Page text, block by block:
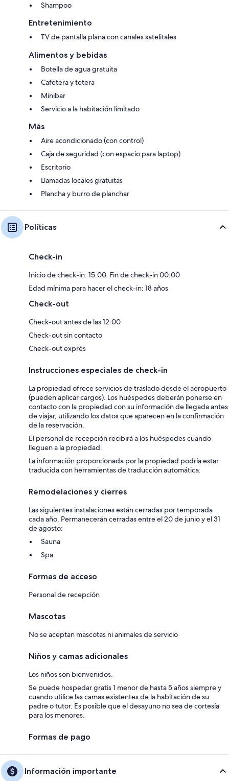
Shampoo
Entretenimiento
TV de pantalla plana con canales satelitales
Alimentos y bebidas
Botella de agua gratuita
Cafetera y tetera
Minibar
Servicio a la habitación limitado
Más
Aire acondicionado (con control)
Caja de seguridad (con espacio para laptop)
Escritorio
Llamadas locales gratuitas
Plancha y burro de planchar
Políticas
Check-in
Inicio de check-in: 15:00. Fin de check-in 00:00
Edad mínima para hacer el check-in: 18 años
Check-out
Check-out antes de las 12:00
Check-out sin contacto
Check-out exprés
Instrucciones especiales de check-in
La propiedad ofrece servicios de traslado desde el aeropuerto
(pueden aplicar cargos). Los huéspedes deberán ponerse en
contacto con la propiedad con su información de llegada antes
de viajar, utilizando los datos que aparecen en la confirmación
de la reservación.
El personal de recepción recibirá a los huéspedes cuando
lleguen a la propiedad.
La información proporcionada por la propiedad podría estar
traducida con herramientas de traducción automática.
Remodelaciones y cierres
Las siguientes instalaciones están cerradas por temporada
cada año. Permanecerán cerradas entre el 20 de junio y el 31
de agosto:
Sauna
Spa
Formas de acceso
Personal de recepción
Mascotas
No se aceptan mascotas ni animales de servicio
Niños y camas adicionales
Los niños son bienvenidos.
Se puede hospedar gratis 1 menor de hasta 5 años siempre y
cuando utilice las camas existentes de la habitación de su
padre o tutor. Es posible que el desayuno no sea de cortesía
para los menores.
Formas de pago
Información importante